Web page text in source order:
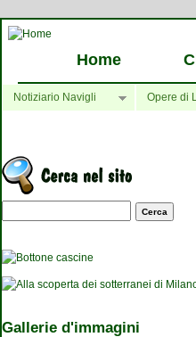
Home
Notiziario Navigli Opere di
Maschera di ricerca
Gallerie d'immagini